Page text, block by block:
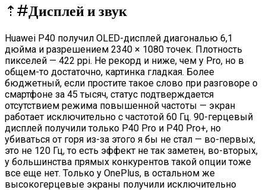
⇡#Дисплей и звук
Huawei P40 получил OLED-дисплей диагональю 6,1
дюйма и разрешением 2340 × 1080 точек. Плотность
пикселей — 422 ppi. Не рекорд и ниже, чем у Pro, но в
общем-то достаточно, картинка гладкая. Более
бюджетный, если простите такое слово при разговоре о
смартфоне за 45 тысяч, статус подтверждается
отсутствием режима повышенной частоты — экран
работает исключительно с частотой 60 Гц. 90-герцевый
дисплей получили только P40 Pro и P40 Pro+, но
убиваться от горя из-за этого я бы не стал — во-первых,
это не 120 Гц, то есть эффект не так заметен, во-вторых,
у большинства прямых конкурентов такой опции тоже
все еще нет. Только у OnePlus, в остальном же
высокогерцевые экраны получили исключительно